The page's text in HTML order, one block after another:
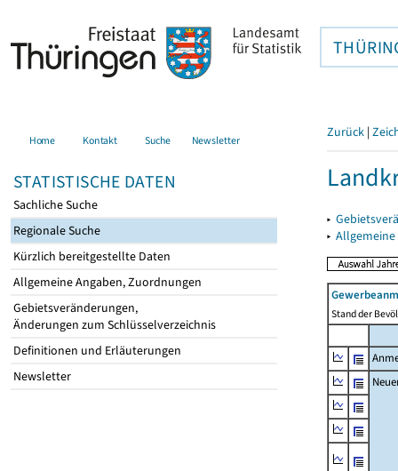
Home Kontakt Suche Newsletter
STATISTISCHE DATEN
Sachliche Suche
Regionale Suche
Kürzlich bereitgestellte Daten
Allgemeine Angaben, Zuordnungen
Gebietsveränderungen,
Änderungen zum Schlüsselverzeichnis
Definitionen und Erläuterungen
Newsletter
Zurück |
▸
▸
Stand der